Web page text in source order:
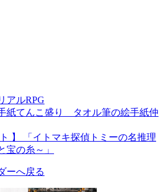
アルRPG
紙てんこ盛り タオル筆の絵手紙仲
】 「イトマキ探偵トミーの名推理
宝の糸～」
ーへ戻る